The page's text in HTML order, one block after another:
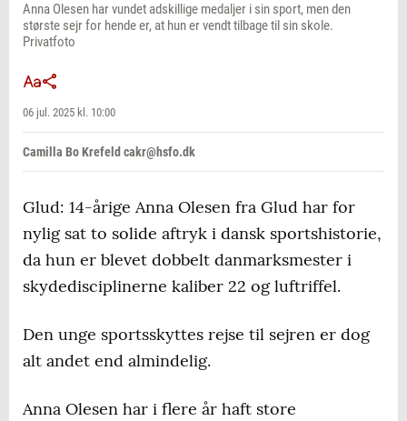
Anna Olesen har vundet adskillige medaljer i sin sport, men den
største sejr for hende er, at hun er vendt tilbage til sin skole.
Privatfoto
06 jul. 2025 kl. 10:00
Camilla Bo Krefeld cakr@hsfo.dk
Glud: 14-årige Anna Olesen fra Glud har for
nylig sat to solide aftryk i dansk sportshistorie,
da hun er blevet dobbelt danmarksmester i
skydedisciplinerne kaliber 22 og luftriffel.
Den unge sportsskyttes rejse til sejren er dog
alt andet end almindelig.
Anna Olesen har i flere år haft store